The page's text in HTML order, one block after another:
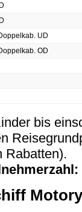
UD
OD
bis
Rabatten).